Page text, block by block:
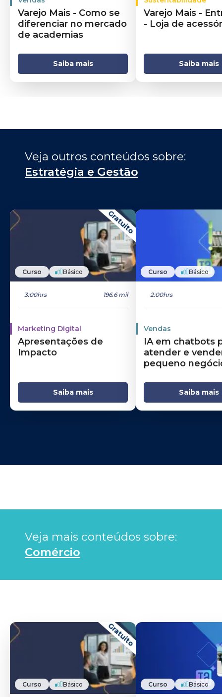
Varejo Mais - Como se
diferenciar no mercado
de academias
Saiba mais
Varejo Mais -
- Loja de
Saiba mais
Estratégia e Gestão
Gratuito
Curso Básico
3:00hrs 196.6 mil
Marketing Digital
Apresentações de
Impacto
Saiba mais
Curso Básico
2:00hrs
Vendas
IA em chatbots
atender e
pequeno
Saiba mais
Comércio
Gratuito
Curso Básico Curso Básico